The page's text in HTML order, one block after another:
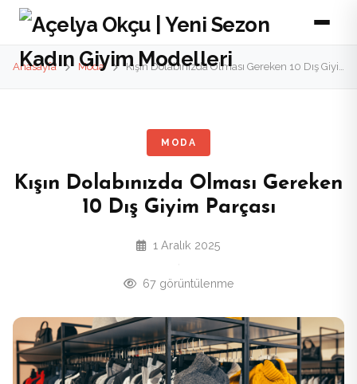
Anasayfa Moda Kışın Dolabınızda Olması Gereken 10 Dış Giyim Parçası
MODA
Kışın Dolabınızda Olması Gereken
10 Dış Giyim Parçası
1 Aralık 2025
67 görüntülenme